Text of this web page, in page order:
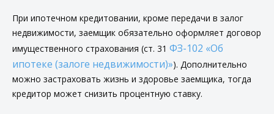
При ипотечном кредитовании, кроме передачи в залог
недвижимости, заемщик обязательно оформляет договор
имущественного страхования (ст. 31 ФЗ-102 «Об
ипотеке (залоге недвижимости)»). Дополнительно
можно застраховать жизнь и здоровье заемщика, тогда
кредитор может снизить процентную ставку.